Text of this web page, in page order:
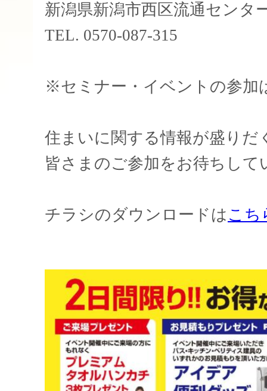
新潟県新潟市西区流通センタ
TEL. 0570-087-315
※セミナー・イベントの参加
住まいに関する情報が盛り
皆さまのご参加をお待ちして
チラシのダウンロードは こち